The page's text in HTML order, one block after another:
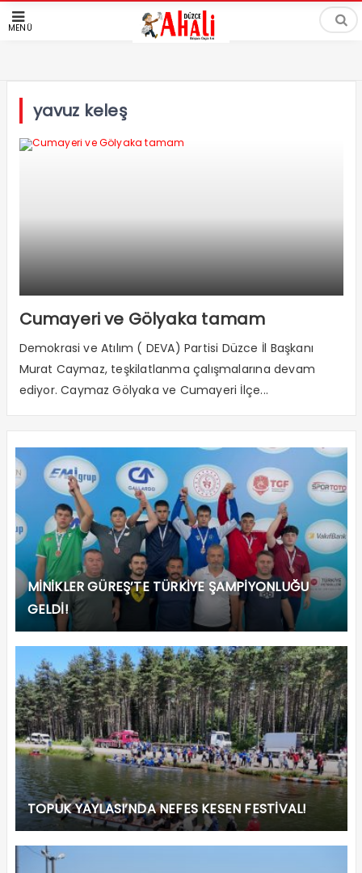
MENÜ
yavuz keleş
Cumayeri ve Gölyaka tamam
Demokrasi ve Atılım ( DEVA) Partisi Düzce İl Başkanı
Murat Caymaz, teşkilatlanma çalışmalarına devam
ediyor. Caymaz Gölyaka ve Cumayeri İlçe...
MİNİKLER GÜREŞ’TE TÜRKİYE ŞAMPİYONLUĞU
GELDİ!
TOPUK YAYLASI’NDA NEFES KESEN FESTİVAL!